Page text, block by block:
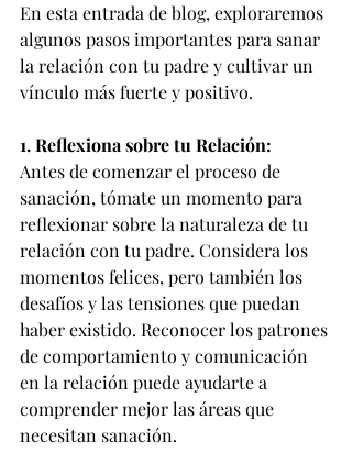
En esta entrada de blog, exploraremos
algunos pasos importantes para sanar
la relación con tu padre y cultivar un
vínculo más fuerte y positivo.
1. Reflexiona sobre tu Relación:
Antes de comenzar el proceso de
sanación, tómate un momento para
reflexionar sobre la naturaleza de tu
relación con tu padre. Considera los
momentos felices, pero también los
desafíos y las tensiones que puedan
haber existido. Reconocer los patrones
de comportamiento y comunicación
en la relación puede ayudarte a
comprender mejor las áreas que
necesitan sanación.